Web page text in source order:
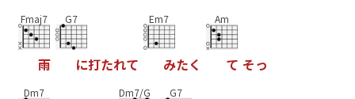
Fmaj7
雨
G7
に打たれて
Em7
みたく
Am
て そっ
Dm7 Dm7/G G7